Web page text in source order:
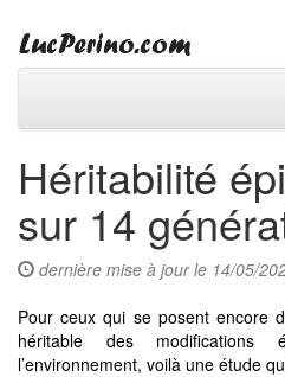
Héritabilité
sur 14
dernière mise à jour le 14/05/
Pour ceux qui se posent encore
héritable des modifications
l’environnement, voilà une étude